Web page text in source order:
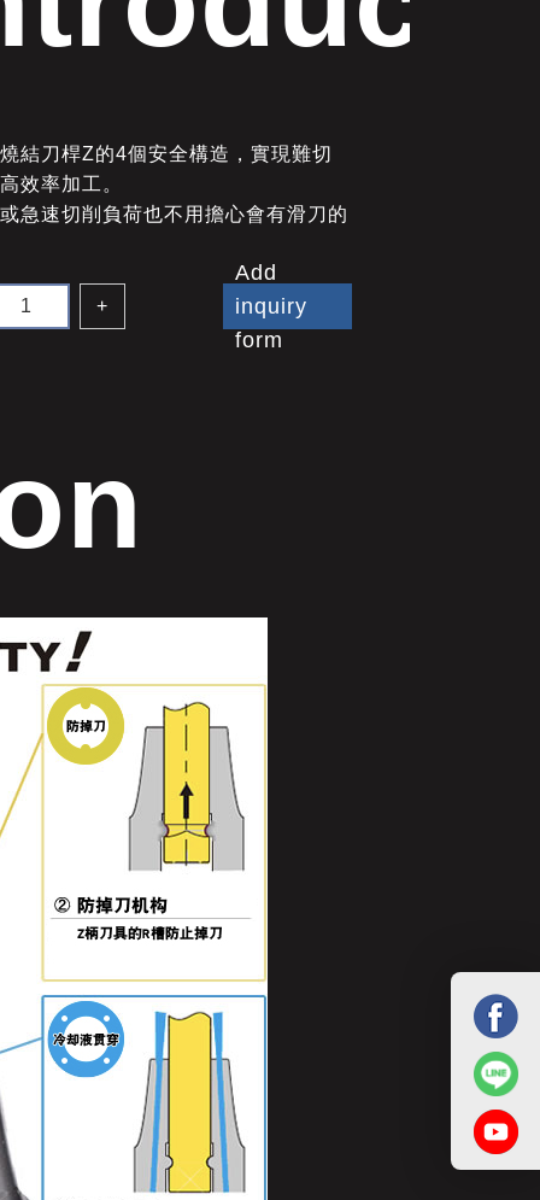
結刀桿Z的4個安全構造，實現難切
效率加工。
急速切削負荷也不用擔心會有滑刀的
+
Add
inquiry
form